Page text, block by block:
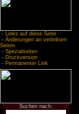
- Links auf diese Seite
- Änderungen an verlinkten
Seiten
- Spezialseiten
- Druckversion
- Permanenter Link
Suchen nach: